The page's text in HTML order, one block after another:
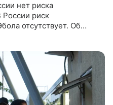
нет риска
риск
отсутствует. Об